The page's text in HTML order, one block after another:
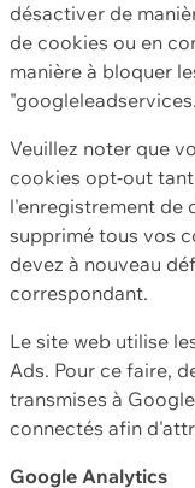
désactiver de
de cookies ou en
manière à bloquer
Veuillez noter que
cookies opt-out
l'enregistrement de
supprimé tous vos
devez à nouveau
correspondant.
Le site web utilise
Ads. Pour ce faire,
transmises à
connectés afin
Google Analytics